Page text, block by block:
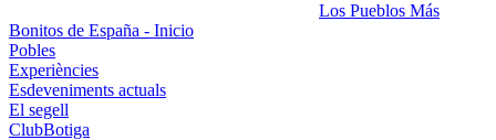
Los Pueblos Más
Bonitos de España - Inicio
Pobles
Experiències
Esdeveniments actuals
El segell
ClubBotiga